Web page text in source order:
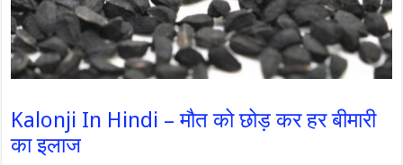
Kalonji In Hindi – मौत को छोड़ कर हर बीमारी
का इलाज